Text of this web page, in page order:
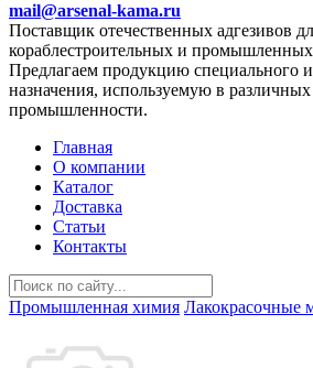
mail@arsenal-kama.ru
Поставщик отечественных адгезивов
кораблестроительных и
Предлагаем продукцию специального и
назначения, используемую в различных
промышленности.
Главная
О компании
Каталог
Доставка
Статьи
Контакты
Промышленная химия Лакокрасочные